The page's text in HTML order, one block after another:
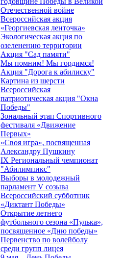
Отечественной войне
Всероссийская акция
«Георгиевская ленточка»
Экологическая акция по
озеленению территории
Акция "Сад памяти"
Мы помним! Мы гордимся!
Акция "Дорога к абилиску"
Картина из шерсти
Всероссийская
патриотическая акция "Окна
Победы"
Зональный этап Спортивного
фестиваля «Движение
Первых»
«Своя игра», посвященная
Александру Пушкину
IX Региональный чемпионат
"Абилимпикс"
Выборы в молодежный
парламент V созыва
Всероссийский субботник
«Диктант Победы»
Открытие летнего
футбольного сезона «Пулька»,
посвященное «Дню победы»
Первенство по волейболу
среди групп лицея